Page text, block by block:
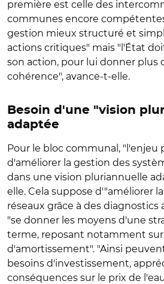
première est celle des
communes encore
gestion mieux structuré et
actions critiques" mais "l'État
son action, pour lui donner plus
cohérence", avance-t-elle.
Besoin d'une "vision
adaptée
Pour le bloc communal, "l'enjeu
d'améliorer la gestion des
dans une vision pluriannuelle
elle. Cela suppose d'"améliorer
réseaux grâce à des diagnostics
"se donner les moyens d'une
terme, reposant notamment
d'amortissement". "Ainsi
besoins d'investissement,
conséquences sur le prix de